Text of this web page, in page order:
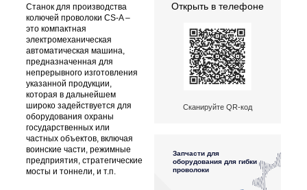
Станок для производства
колючей проволоки CS-A –
это компактная
электромеханическая
автоматическая машина,
предназначенная для
непрерывного изготовления
указанной продукции,
которая в дальнейшем
широко задействуется для
оборудования охраны
государственных или
частных объектов, включая
воинские части, режимные
предприятия, стратегические
мосты и тоннели, и т.п.
Открыть в телефоне
Сканируйте QR-код
Запчасти для
оборудования для гибки
проволоки